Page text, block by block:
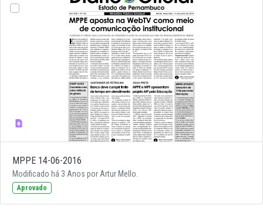
MPPE 14-06-2016
Modificado há 3 Anos por Artur Mello.
Aprovado